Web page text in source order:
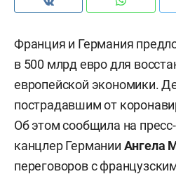
Франция и Германия
в 500 млрд евро для
европейской экономики.
пострадавшим от
Об этом сообщила на
канцлер Германии Ангела
переговоров с